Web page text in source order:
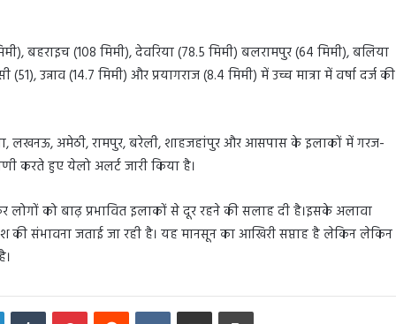
बहराइच (108 मिमी), देवरिया (78.5 मिमी) बलरामपुर (64 मिमी), बलिया
उन्नाव (14.7 मिमी) और प्रयागराज (8.4 मिमी) में उच्च मात्रा में वर्षा दर्ज की
लखनऊ, अमेठी, रामपुर, बरेली, शाहजहांपुर और आसपास के इलाकों में गरज-
करते हुए येलो अलर्ट जारी किया है।
लोगों को बाढ़ प्रभावित इलाकों से दूर रहने की सलाह दी है।इसके अलावा
की संभावना जताई जा रही है। यह मानसून का आखिरी सप्ताह है लेकिन लेकिन
LinkedInTumblr PinterestReddit VKontakteShare via Email Print